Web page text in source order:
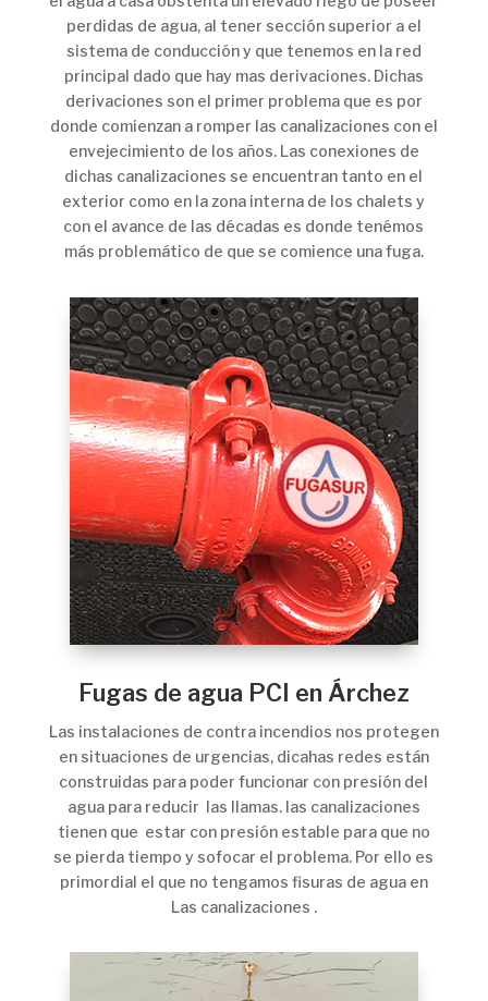
perdidas de agua, al tener sección superior a el
sistema de conducción y que tenemos en la red
principal dado que hay mas derivaciones. Dichas
derivaciones son el primer problema que es por
donde comienzan a romper las canalizaciones con el
envejecimiento de los años. Las conexiones de
dichas canalizaciones se encuentran tanto en el
exterior como en la zona interna de los chalets y
con el avance de las décadas es donde tenémos
más problemático de que se comience una fuga.
Fugas de agua PCI en Árchez
Las instalaciones de contra incendios nos protegen
en situaciones de urgencias, dicahas redes están
construidas para poder funcionar con presión del
agua para reducir las llamas. las canalizaciones
tienen que estar con presión estable para que no
se pierda tiempo y sofocar el problema. Por ello es
primordial el que no tengamos fisuras de agua en
Las canalizaciones .